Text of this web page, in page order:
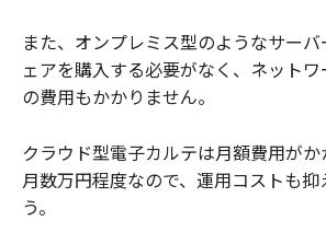
また、オンプレミス型のようなサー
ェアを購入する必要がなく、ネット
の費用もかかりません。
クラウド型電子カルテは月額費用が
月数万円程度なので、運用コストも抑
う。